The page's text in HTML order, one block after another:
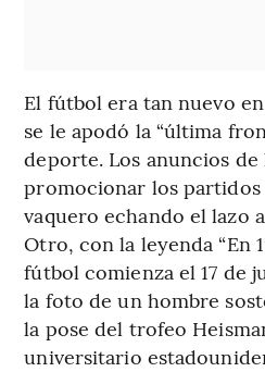
El fútbol era tan nuevo en
se le apodó la “última
deporte. Los anuncios de
promocionar los partidos
vaquero echando el lazo
Otro, con la leyenda “En
fútbol comienza el 17 de
la foto de un hombre
la pose del trofeo
universitario